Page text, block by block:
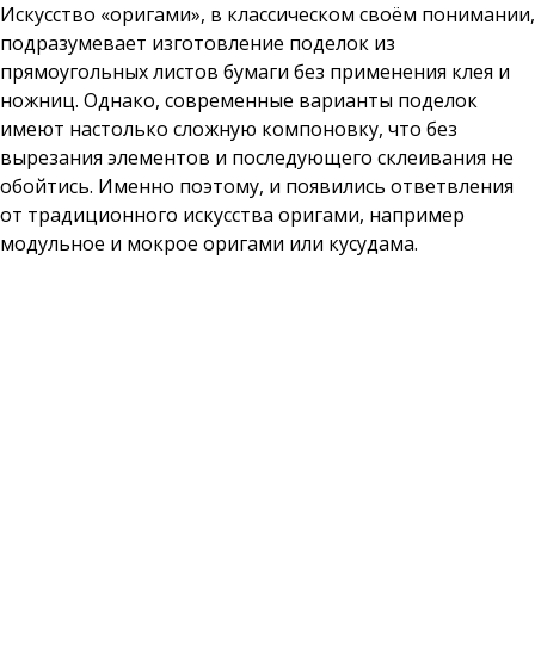
Искусство «оригами», в классическом своём понимании,
подразумевает изготовление поделок из
прямоугольных листов бумаги без применения клея и
ножниц. Однако, современные варианты поделок
имеют настолько сложную компоновку, что без
вырезания элементов и последующего склеивания не
обойтись. Именно поэтому, и появились ответвления
от традиционного искусства оригами, например
модульное и мокрое оригами или кусудама.